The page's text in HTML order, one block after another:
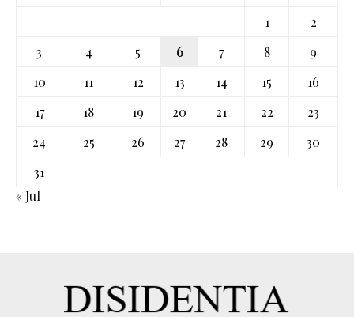
1
2
3
4 5 6 7 8
9
10
11 12 13 14 15
16
17
18 19 20 21 22
23
24
25 26 27 28 29
30
31
« Jul